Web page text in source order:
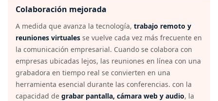
Colaboración mejorada
A medida que avanza la tecnología, trabajo remoto y
reuniones virtuales se vuelve cada vez más frecuente en
la comunicación empresarial. Cuando se colabora con
empresas ubicadas lejos, las reuniones en línea con una
grabadora en tiempo real se convierten en una
herramienta esencial durante las conferencias. con la
capacidad de grabar pantalla, cámara web y audio, la